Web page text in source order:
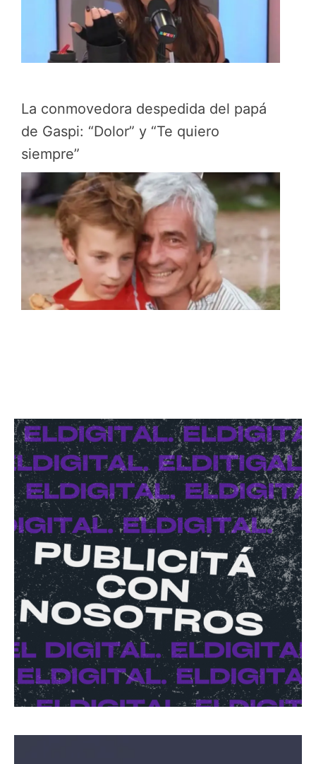
La conmovedora despedida del papá
de Gaspi: “Dolor” y “Te quiero
siempre”